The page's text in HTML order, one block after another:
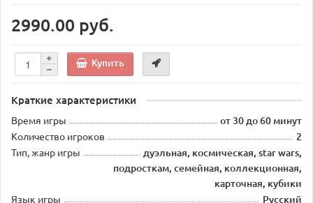
2990.00 руб.
Купить
Краткие характеристики
Время игры от 30 до 60 минут
Количество игроков 2
Тип, жанр игры
дуэльная, космическая, star wars,
подросткам, семейная, коллекционная,
карточная, кубики
Язык игры Русский